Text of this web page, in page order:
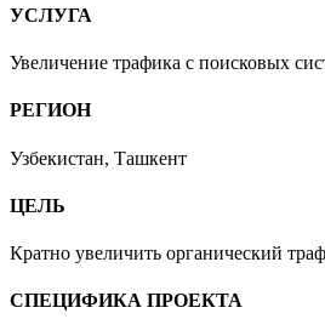
УСЛУГА
Увеличение трафика с поисковых
РЕГИОН
Узбекистан, Ташкент
ЦЕЛЬ
Кратно увеличить органический
СПЕЦИФИКА ПРОЕКТА